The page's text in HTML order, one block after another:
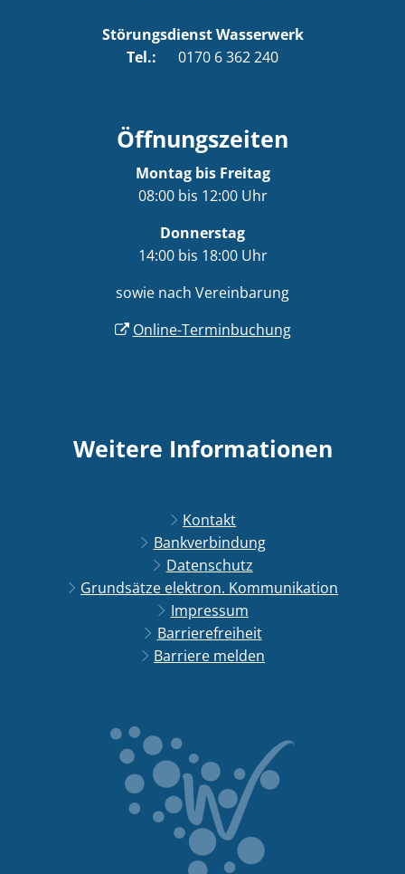
Störungsdienst Wasserwerk
Tel.: 0170 6 362 240
Öffnungszeiten
Montag bis Freitag
08:00 bis 12:00 Uhr
Donnerstag
14:00 bis 18:00 Uhr
sowie nach Vereinbarung
Online-Terminbuchung
Weitere Informationen
Kontakt
Bankverbindung
Datenschutz
Grundsätze elektron. Kommunikation
Impressum
Barrierefreiheit
Barriere melden